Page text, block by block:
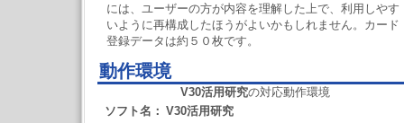
には、ユーザーの方が内容を理解した上で、利用しやす
いように再構成したほうがよいかもしれません。カード
登録データは約５０枚です。
動作環境
V30活用研究の対応動作環境
ソフト名： V30活用研究